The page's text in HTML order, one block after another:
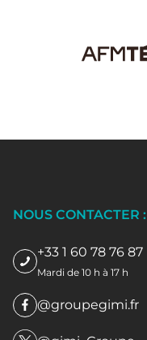
NOUS CONTACTER :
+33 1 60 78 76 87
Mardi de 10 h à 17 h
@groupegimi.fr